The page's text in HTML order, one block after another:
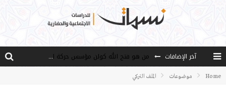
آخر الإضافات
من هو فتح الله كولن مؤسس حركة الخدمة؟
Home موضوعات الملف التركي